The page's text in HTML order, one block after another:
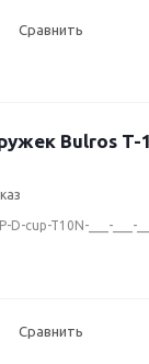
Сравнить
Bulros T-
cup-T10N-___-___-__
Сравнить